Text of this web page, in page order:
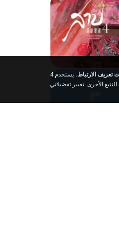
تعريف الارتباط.
يستخدم 4shared ملفات تعريف الارتباط وتقنيات التتبع الأخرى لفهم من أين يأتي زوارنا وتحسين تجربة التصفح الخاصة بك على موقعنا. باستخدامك
الأخرى. تغيير تفضيلاتي